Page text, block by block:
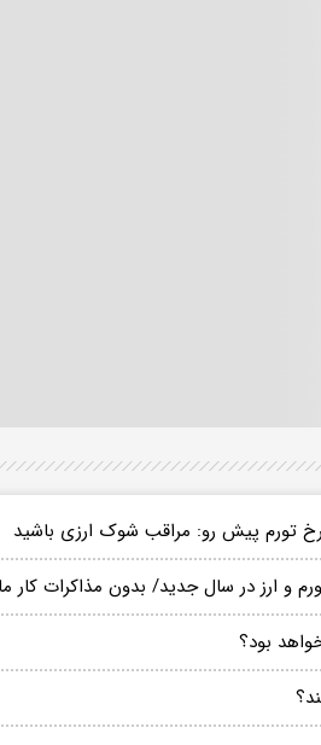
تورم پیش رو: مراقب شوک ارزی باشید
و ارز در سال جدید/ بدون مذاکرات